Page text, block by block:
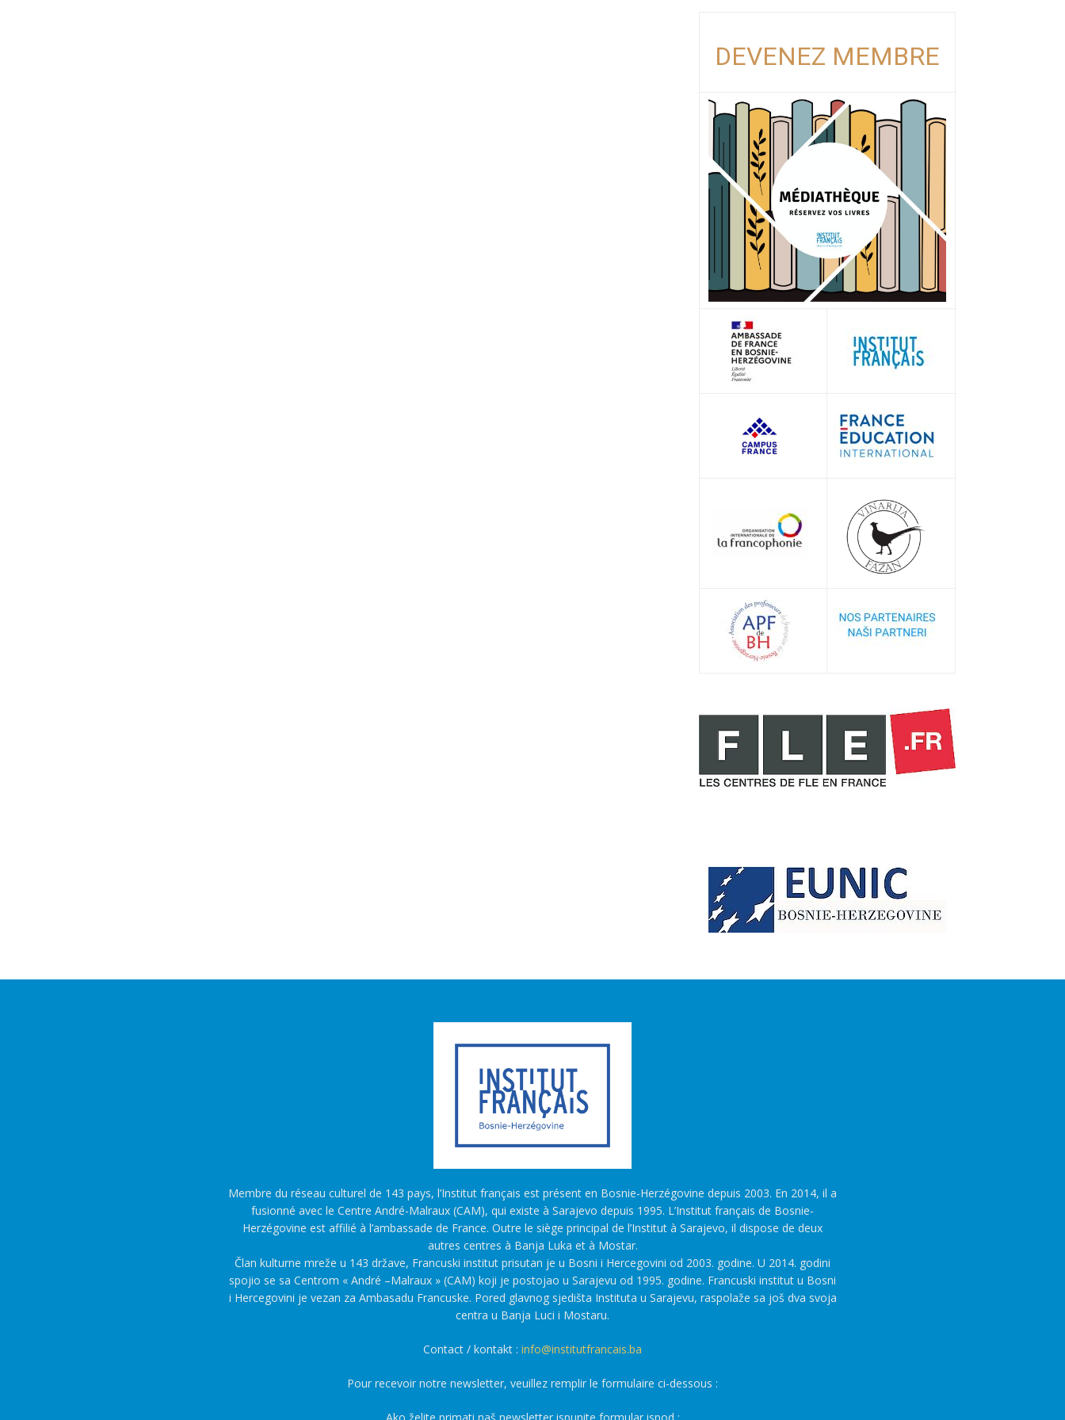
DEVENEZ MEMBRE
Membre du réseau culturel de 143 pays, l’Institut français est présent en Bosnie-Herzégovine depuis 2003. En 2014, il a
fusionné avec le Centre André-Malraux (CAM), qui existe à Sarajevo depuis 1995. L’Institut français de Bosnie-
Herzégovine est affilié à l’ambassade de France. Outre le siège principal de l’Institut à Sarajevo, il dispose de deux
autres centres à Banja Luka et à Mostar.
Član kulturne mreže u 143 države, Francuski institut prisutan je u Bosni i Hercegovini od 2003. godine. U 2014. godini
spojio se sa Centrom « André –Malraux » (CAM) koji je postojao u Sarajevu od 1995. godine. Francuski institut u Bosni
i Hercegovini je vezan za Ambasadu Francuske. Pored glavnog sjedišta Instituta u Sarajevu, raspolaže sa još dva svoja
centra u Banja Luci i Mostaru.
Contact / kontakt : info@institutfrancais.ba
Pour recevoir notre newsletter, veuillez remplir le formulaire ci-dessous :
Ako želite primati naš newsletter ispunite formular ispod :